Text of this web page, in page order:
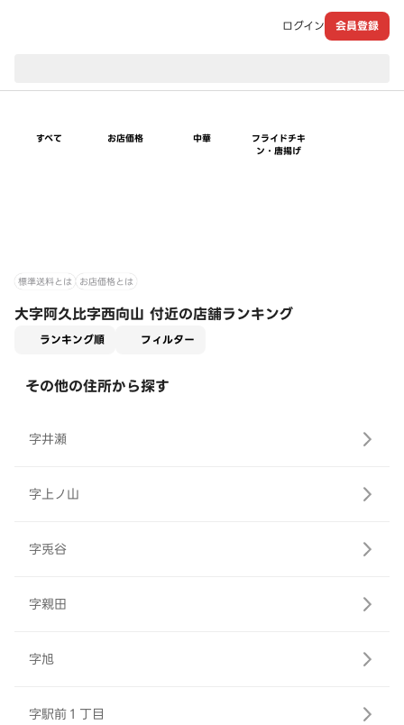
ログイン 会員登録
すべて お店価格 中華
フライドチキ
ン・唐揚げ
標準送料とは お店価格とは
大字阿久比字西向山 付近の店舗ランキング
ランキング順 フィルター
その他の住所から探す
字井瀬
字上ノ山
字兎谷
字親田
字旭
字駅前１丁目